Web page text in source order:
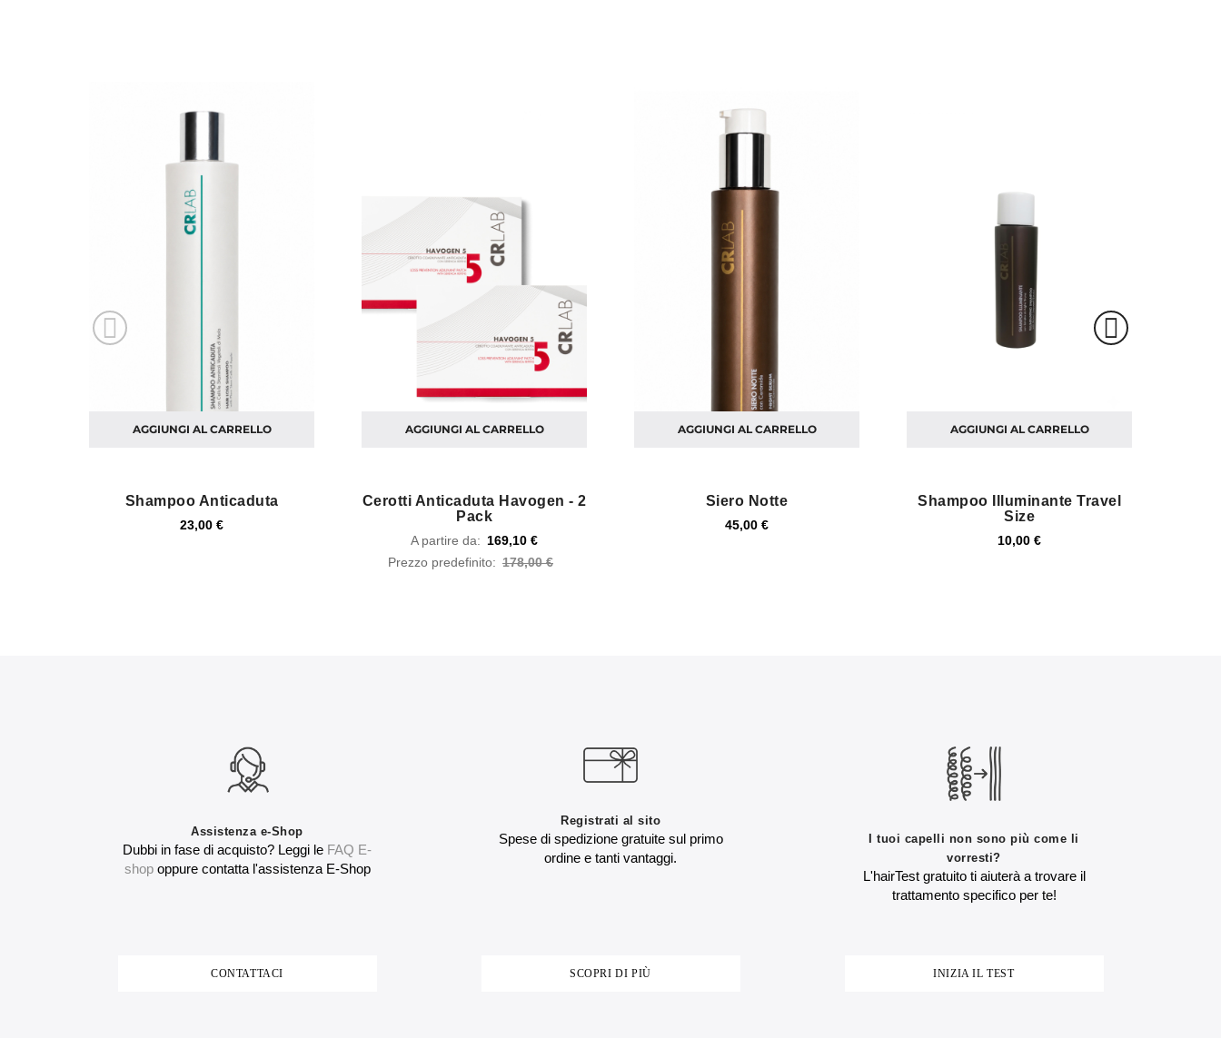
AGGIUNGI AL CARRELLO
Shampoo Anticaduta
23,00 €
AGGIUNGI AL CARRELLO
Cerotti Anticaduta Havogen - 2
Pack
A partire da
169,10 €
Prezzo predefinito
178,00 €
AGGIUNGI AL CARRELLO
Siero Notte
45,00 €
AGGIUNGI AL CARRELLO
Shampoo Illuminante Travel
Size
10,00 €
Assistenza e-Shop
Dubbi in fase di acquisto? Leggi le FAQ E-
shopoppure contatta l'assistenza E-Shop
CONTATTACI
Registrati al sito
Spese di spedizione gratuite sul primo
ordine e tanti vantaggi.
SCOPRI DI PIÙ
I tuoi capelli non sono più come li
vorresti?
L'hairTest gratuito ti aiuterà a trovare il
trattamento specifico per te!
INIZIA IL TEST